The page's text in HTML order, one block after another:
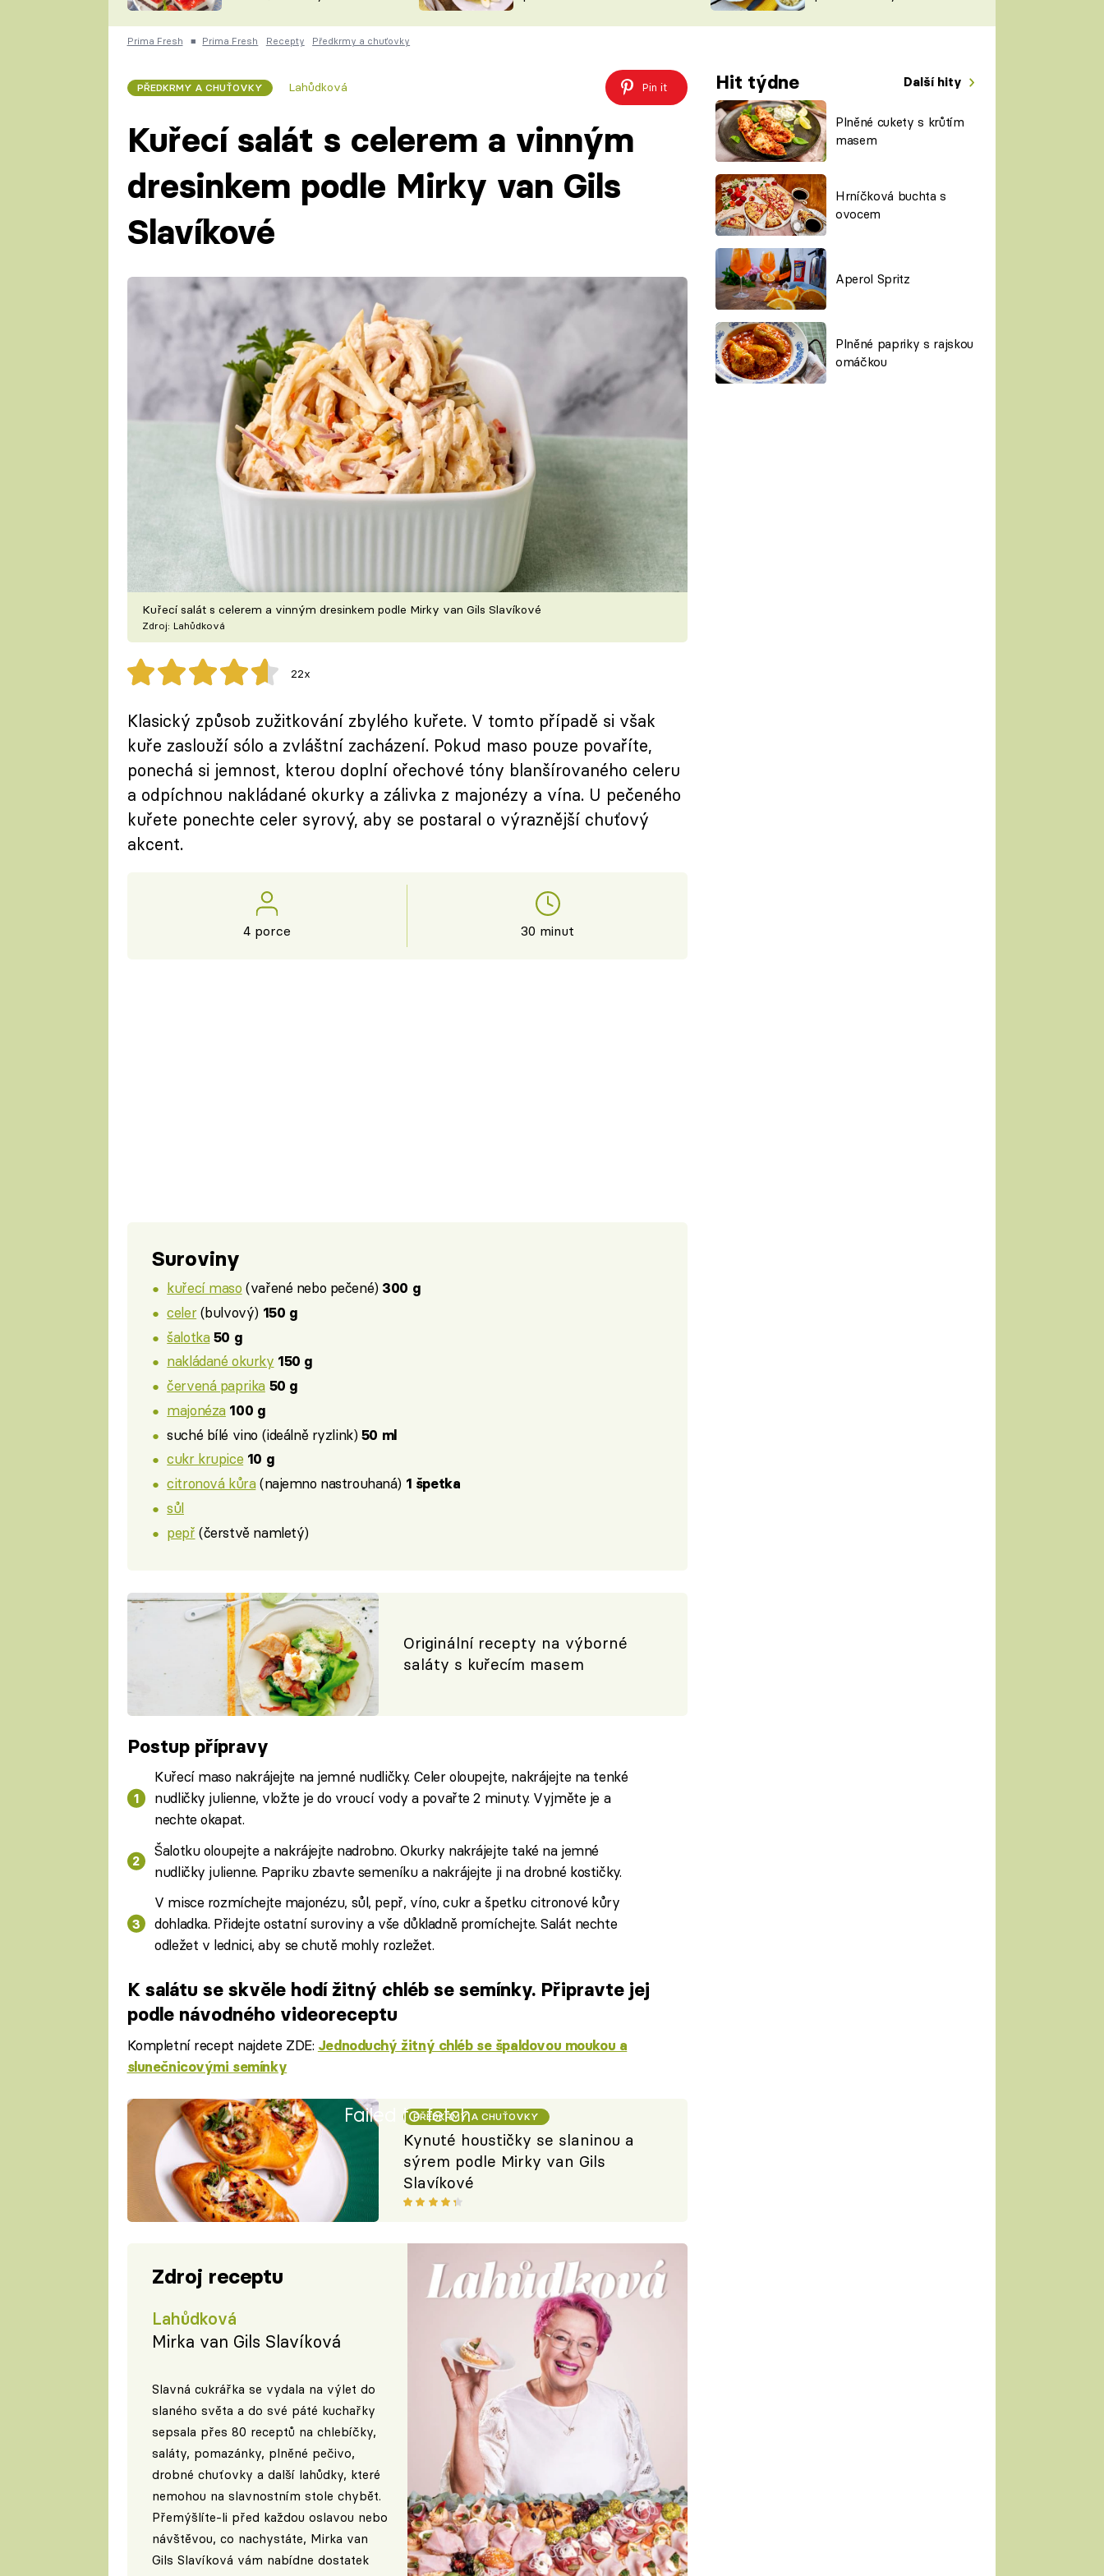
ČESKO NA TALÍŘI
KUCHAŘKA
VYCHYTÁVKY
ŠÉFREDAKTORKY
ČASOPIS
Prima Fresh ■ Prima Fresh Recepty Předkrmy a chuťovky
PŘEDKRMY A CHUŤOVKY Lahůdková Pin it Hit týdne Další hity
Plněné cukety s krůtím
masem
Hrníčková buchta s
ovocem
Aperol Spritz
Plněné papriky s rajskou
omáčkou
Kuřecí salát s celerem a vinným
dresinkem podle Mirky van Gils
Slavíkové
Kuřecí salát s celerem a vinným dresinkem podle Mirky van Gils Slavíkové
Zdroj: Lahůdková
22x
Klasický způsob zužitkování zbylého kuřete. V tomto případě si však
kuře zaslouží sólo a zvláštní zacházení. Pokud maso pouze povaříte,
ponechá si jemnost, kterou doplní ořechové tóny blanšírovaného celeru
a odpíchnou nakládané okurky a zálivka z majonézy a vína. U pečeného
kuřete ponechte celer syrový, aby se postaral o výraznější chuťový
akcent.
4 porce 30 minut
Suroviny
kuřecí maso (vařené nebo pečené) 300 g
celer(bulvový) 150 g
šalotka 50 g
nakládané okurky 150 g
červená paprika 50 g
majonéza 100 g
suché bílé vino (ideálně ryzlink) 50 ml
cukr krupice 10 g
citronová kůra(najemno nastrouhaná) 1 špetka
sůl
pepř (čerstvě namletý)
Originální recepty na výborné
saláty s kuřecím masem
Postup přípravy
Kuřecí maso nakrájejte na jemné nudličky. Celer oloupejte, nakrájejte na tenké
nudličky julienne, vložte je do vroucí vody a povařte 2 minuty. Vyjměte je a
nechte okapat.
Šalotku oloupejte a nakrájejte nadrobno. Okurky nakrájejte také na jemné
nudličky julienne. Papriku zbavte semeníku a nakrájejte ji na drobné kostičky.
V misce rozmíchejte majonézu, sůl, pepř, víno, cukr a špetku citronové kůry
dohladka. Přidejte ostatní suroviny a vše důkladně promíchejte. Salát nechte
odležet v lednici, aby se chutě mohly rozležet.
K salátu se skvěle hodí žitný chléb se semínky. Připravte jej
podle návodného videoreceptu
Kompletní recept najdete ZDE: Jednoduchý žitný chléb se špaldovou moukou a
slunečnicovými semínky
Failed to fetchPŘEDKRMY A CHUŤOVKY
Kynuté houstičky se slaninou a
sýrem podle Mirky van Gils
Slavíkové
Zdroj receptu
Lahůdková
Mirka van Gils Slavíková
Slavná cukrářka se vydala na výlet do
slaného světa a do své páté kuchařky
sepsala přes 80 receptů na chlebíčky,
saláty, pomazánky, plněné pečivo,
drobné chuťovky a další lahůdky, které
nemohou na slavnostním stole chybět.
Přemýšlíte-li před každou oslavou nebo
návštěvou, co nachystáte, Mirka van
Gils Slavíková vám nabídne dostatek